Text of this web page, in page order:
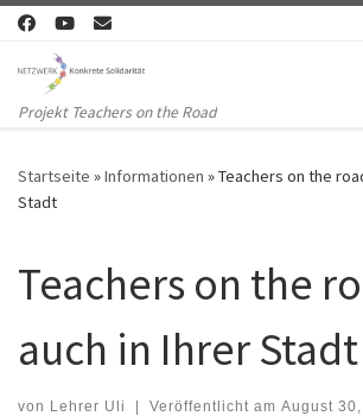
Zum Inhalt springen
Projekt Teachers on the Road
Startseite »Informationen »Teachers on the
Stadt
Teachers on the
auch in Ihrer Stadt
von Lehrer Uli | Veröffentlicht am August